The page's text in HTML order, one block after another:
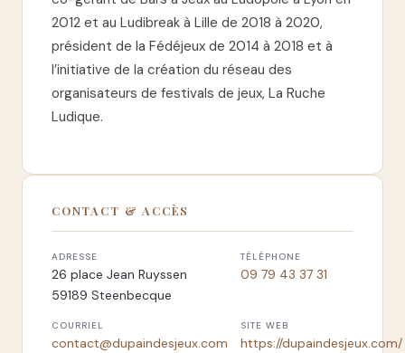
2012 et au Ludibreak à Lille de 2018 à 2020,
président de la Fédéjeux de 2014 à 2018 et à
l’initiative de la création du réseau des
organisateurs de festivals de jeux, La Ruche
Ludique.
CONTACT & ACCÈS
ADRESSE
26 place Jean Ruyssen
59189 Steenbecque
TÉLÉPHONE
09 79 43 37 31
COURRIEL
contact@dupaindesjeux.com
SITE WEB
https://dupaindesjeux.com/